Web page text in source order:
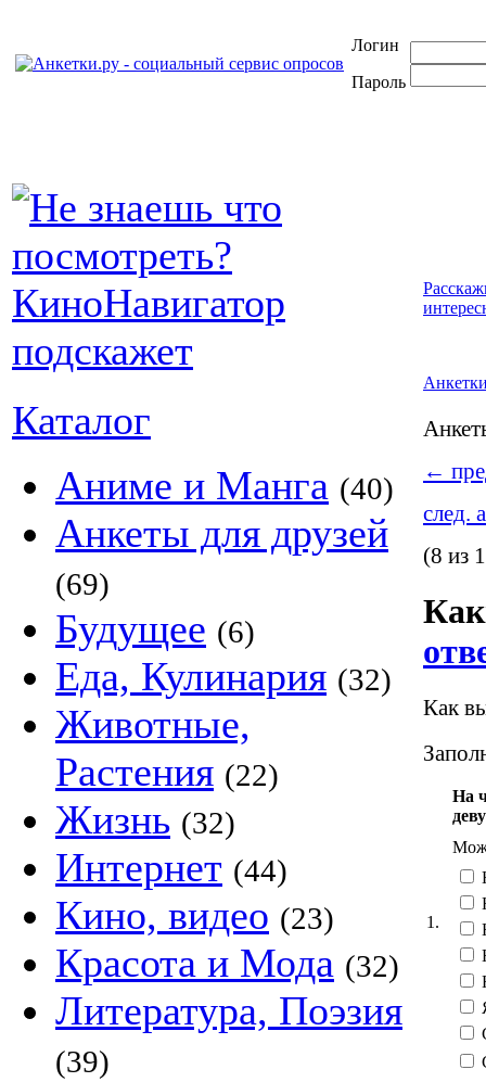
Логин
Пароль
Каталог
Аниме и Манга (40)
Анкеты для друзей
(69)
Будущее (6)
Еда, Кулинария (32)
Животные,
Растения (22)
Жизнь (32)
Интернет (44)
Кино, видео (23)
Красота и Мода (32)
Литература, Поэзия
(39)
←
след.
(8 из
Как
1.
На